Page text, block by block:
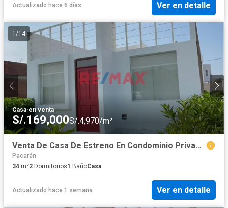
Actualizado hace 6 días Ver en detalle
1 /14
Casa·en venta
S/.169,000S/.4,970/m²
Venta De Casa De Estreno En Condominio Privado En Cañete
Pacarán
34 m²2 Dormitorios1 BañoCasa
Actualizado hace 1 semana Ver en detalle